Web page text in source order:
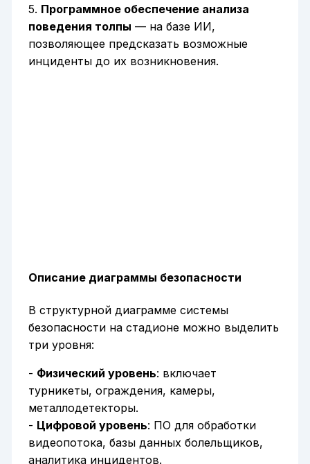
5. Программное обеспечение анализа
поведения толпы — на базе ИИ,
позволяющее предсказать возможные
инциденты до их возникновения.
Описание диаграммы безопасности
В структурной диаграмме системы
безопасности на стадионе можно выделить
три уровня:
- Физический уровень: включает
турникеты, ограждения, камеры,
металлодетекторы.
- Цифровой уровень: ПО для обработки
видеопотока, базы данных болельщиков,
аналитика инцидентов.